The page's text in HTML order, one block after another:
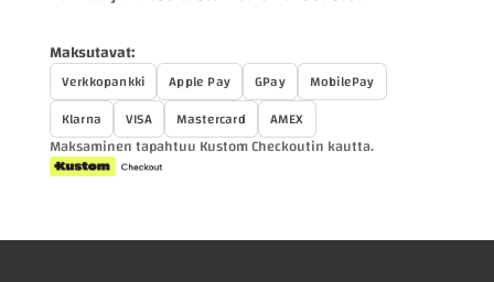
Maksutavat:
Verkkopankki Apple Pay GPay
MobilePay
Klarna
VISA Mastercard AMEX
Maksaminen tapahtuu Kustom Checkoutin kautta.